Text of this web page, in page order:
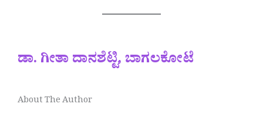
ಡಾ. ಗೀತಾ ದಾನಶೆಟ್ಟಿ, ಬಾಗಲಕೋಟೆ
About The Author